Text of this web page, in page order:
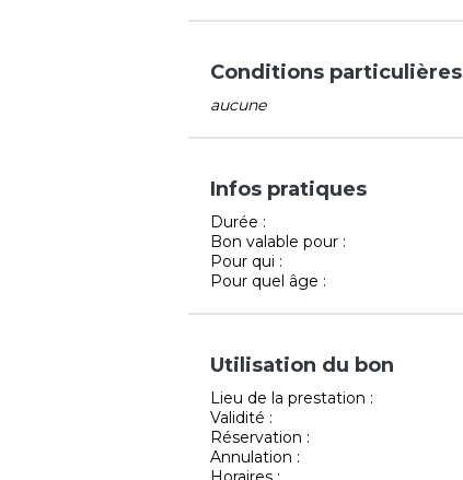
Conditions particulières
aucune
Infos pratiques
Durée :
Bon valable pour :
Pour qui :
Pour quel âge :
Utilisation du bon
Lieu de la prestation :
Validité :
Réservation :
Annulation :